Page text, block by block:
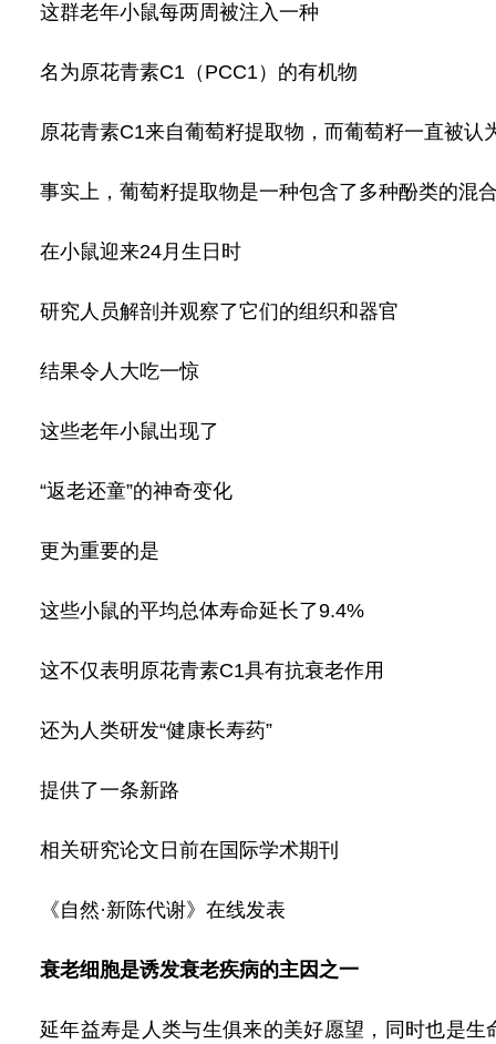
这群老年小鼠每两周被注入一种
名为原花青素C1（PCC1）的有机物
原花青素C1来自葡萄籽提取物，而葡萄籽一直被认
事实上，葡萄籽提取物是一种包含了多种酚类的混
在小鼠迎来24月生日时
研究人员解剖并观察了它们的组织和器官
结果令人大吃一惊
这些老年小鼠出现了
“返老还童”的神奇变化
更为重要的是
这些小鼠的平均总体寿命延长了9.4%
这不仅表明原花青素C1具有抗衰老作用
还为人类研发“健康长寿药”
提供了一条新路
相关研究论文日前在国际学术期刊
《自然·新陈代谢》在线发表
衰老细胞是诱发衰老疾病的主因之一
延年益寿是人类与生俱来的美好愿望，同时也是